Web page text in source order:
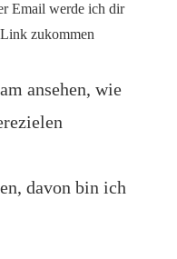
Email werde ich dir
zukommen
ansehen, wie
davon bin ich